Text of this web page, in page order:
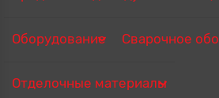
Оборудование Сварочное
Отделочные материалы